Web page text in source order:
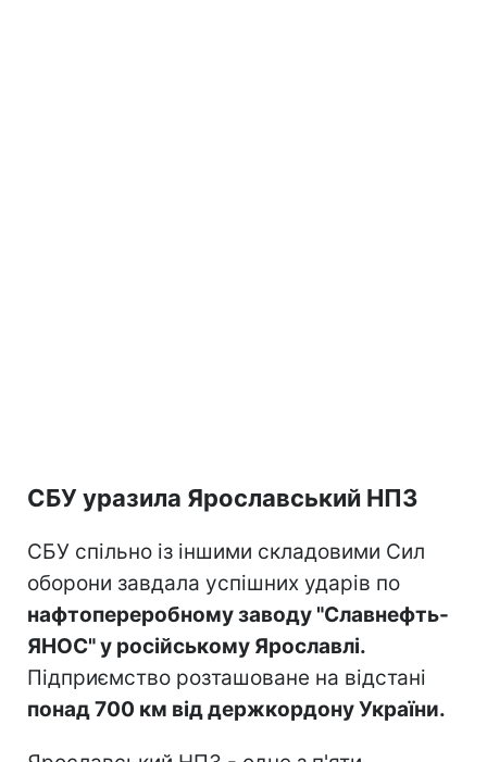
СБУ уразила Ярославський НПЗ
СБУ спільно із іншими складовими Сил
оборони завдала успішних ударів по
нафтопереробному заводу "Славнефть-
ЯНОС" у російському Ярославлі.
Підприємство розташоване на відстані
понад 700 км від держкордону України.